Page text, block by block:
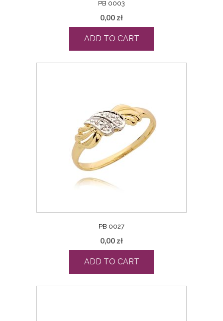
PB 0003
0,00 zł
ADD TO CART
PB 0027
0,00 zł
ADD TO CART